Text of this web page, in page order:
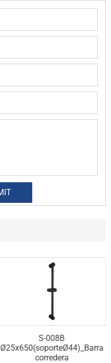
S-008B
Ø25x650(soporteØ44)_Barra
corredera